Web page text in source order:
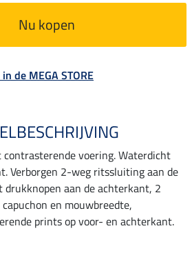
Nu kopen
de MEGA STORE
voering. Waterdicht
Verborgen 2-weg ritssluiting aan de
aan de achterkant, 2
en mouwbreedte,
prints op voor- en achterkant.